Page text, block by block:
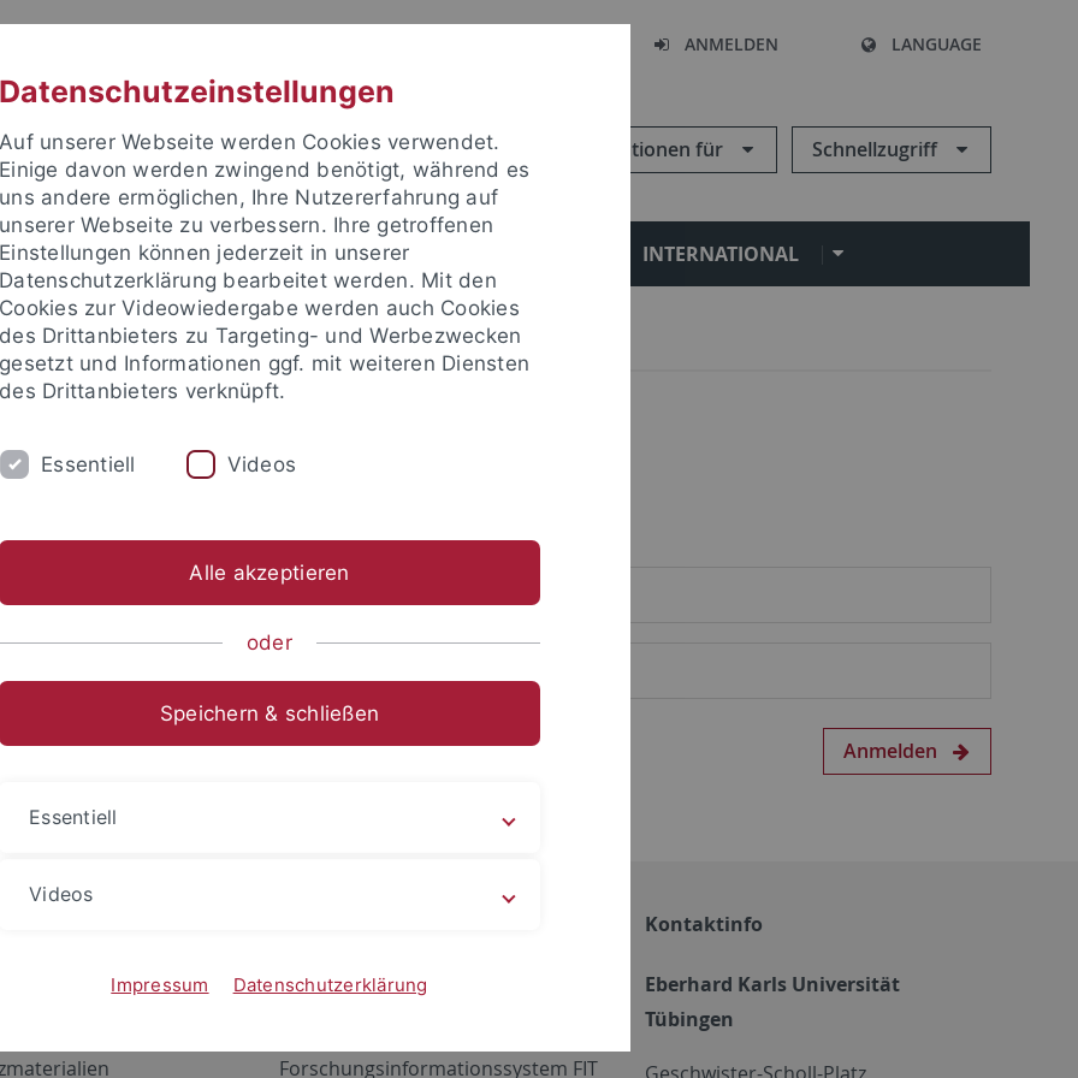
ANMELDEN LANGUAGE
Informationen für Schnellzugriff
FORSCHUNG EINRICHTUNGEN INTERNATIONAL
um sich anzumelden:
Anmelden
Netzwerk
ALMA
Forschungsinformationssystem FIT
Kontaktinfo
Eberhard Karls Universität
Tübingen
Datenschutzeinstellungen
Auf unserer Webseite werden Cookies verwendet.
Einige davon werden zwingend benötigt, während es
uns andere ermöglichen, Ihre Nutzererfahrung auf
unserer Webseite zu verbessern. Ihre getroffenen
Einstellungen können jederzeit in unserer
Datenschutzerklärung bearbeitet werden. Mit den
Cookies zur Videowiedergabe werden auch Cookies
des Drittanbieters zu Targeting- und Werbezwecken
gesetzt und Informationen ggf. mit weiteren Diensten
des Drittanbieters verknüpft.
Essentiell Videos
Alle akzeptieren
oder
Speichern & schließen
Essentiell
Videos
Impressum Datenschutzerklärung